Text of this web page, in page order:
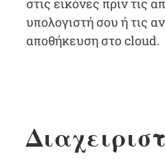
στις εικόνες πριν τις
υπολογιστή σου ή τις
αποθήκευση στο cloud.